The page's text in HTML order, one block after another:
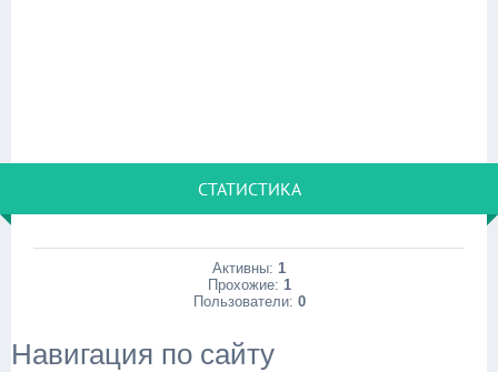
СТАТИСТИКА
Активны: 1
Прохожие: 1
Пользователи: 0
Навигация по сайту